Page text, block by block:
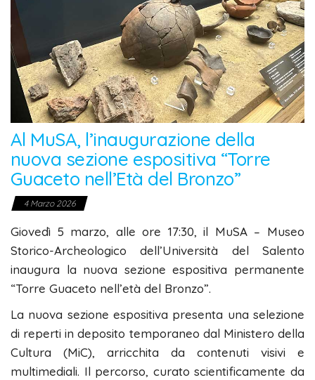
Al MuSA, l’inaugurazione della
nuova sezione espositiva “Torre
Guaceto nell’Età del Bronzo”
4 Marzo 2026
Giovedì 5 marzo, alle ore 17:30, il MuSA – Museo
Storico-Archeologico dell’Università del Salento
inaugura la nuova sezione espositiva permanente
“Torre Guaceto nell’età del Bronzo”.
La nuova sezione espositiva presenta una selezione
di reperti in deposito temporaneo dal Ministero della
Cultura (MiC), arricchita da contenuti visivi e
multimediali. Il percorso, curato scientificamente da